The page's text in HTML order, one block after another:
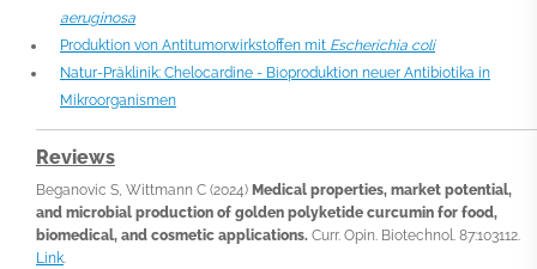
aeruginosa
Produktion von Antitumorwirkstoffen mit Escherichia coli
Natur-Präklinik: Chelocardine - Bioproduktion neuer Antibiotika in
Mikroorganismen
Reviews
Beganovic S, Wittmann C (2024) Medical properties, market potential,
and microbial production of golden polyketide curcumin for food,
biomedical, and cosmetic applications. Curr. Opin. Biotechnol. 87:103112.
Link.